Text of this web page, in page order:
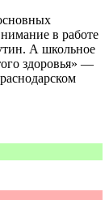
в работе
А школьное
здоровья» —